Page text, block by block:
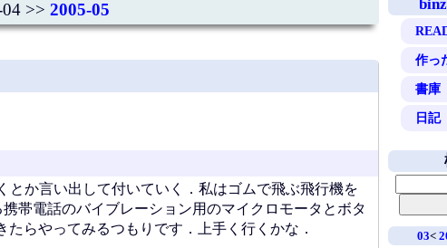
作っ
書庫
日記
>> 2005-05
とか言い出して付いていく．私はゴムで飛ぶ飛行機を
帯電話のバイブレーション用のマイクロモータとボタ
らやってみるつもりです．上手く行くかな．
03<